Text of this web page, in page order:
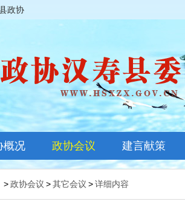
政协
概况
之窗
政协会议
常委会议
建言献策
>政协会议 >其它会议 >详细内容